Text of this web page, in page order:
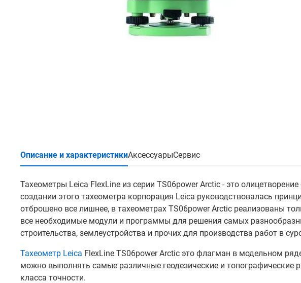
Описание и характеристикиАксессуарыСервис
Тахеометры Leica FlexLine из серии TS06power Arctic - это
создании этого тахеометра корпорация Leiсa руководствовалась
отброшено все лишнее, в тахеометрах TS06power Arctic реализованы
все необходимые модули и программы для решения самых
строительства, землеустройства и прочих для производства работ в
Тахеометр Leica FlexLine TS06power Arctic это флагман в модельном
можно выполнять самые различные геодезические и топографические
класса точности.